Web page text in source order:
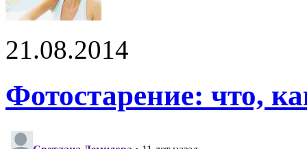
21.08.2014
Фотостарение: что,